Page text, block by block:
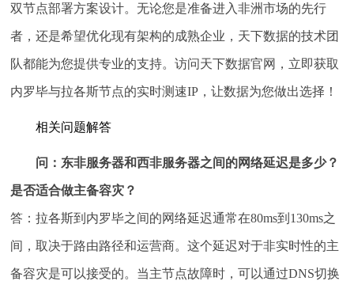
双节点部署方案设计。无论您是准备进入非洲市场的先行
者，还是希望优化现有架构的成熟企业，天下数据的技术团
队都能为您提供专业的支持。访问天下数据官网，立即获取
内罗毕与拉各斯节点的实时测速IP，让数据为您做出选择！
相关问题解答
问：东非服务器和西非服务器之间的网络延迟是多少？
是否适合做主备容灾？
答：拉各斯到内罗毕之间的网络延迟通常在80ms到130ms之
间，取决于路由路径和运营商。这个延迟对于非实时性的主
备容灾是可以接受的。当主节点故障时，可以通过DNS切换